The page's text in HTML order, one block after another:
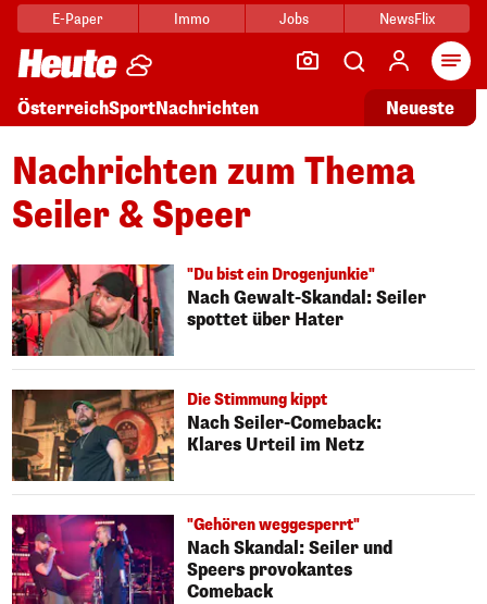
E-Paper Immo Jobs NewsFlix
ÖsterreichSportNachrichten Neueste
Nachrichten zum Thema
Seiler & Speer
"Du bist ein Drogenjunkie"
Nach Gewalt-Skandal: Seiler
spottet über Hater
Die Stimmung kippt
Nach Seiler-Comeback:
Klares Urteil im Netz
"Gehören weggesperrt"
Nach Skandal: Seiler und
Speers provokantes
Comeback